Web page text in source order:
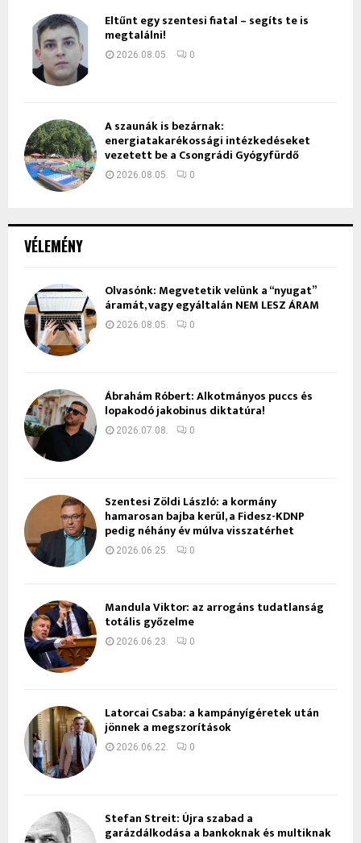
VÉLEMÉNY
Olvasónk: Megvetetik velünk a “nyugat”
áramát, vagy egyáltalán NEM LESZ ÁRAM
2026.08.05. 0
Ábrahám Róbert: Alkotmányos puccs és
lopakodó jakobinus diktatúra!
2026.07.08. 0
Szentesi Zöldi László: a kormány
hamarosan bajba kerül, a Fidesz-KDNP
pedig néhány év múlva visszatérhet
2026.06.25. 0
Mandula Viktor: az arrogáns tudatlanság
totális győzelme
2026.06.23. 0
Latorcai Csaba: a kampányígéretek után
jönnek a megszorítások
2026.06.22. 0
Stefan Streit: Újra szabad a
garázdálkodása a bankoknak és multiknak
Eltűnt egy szentesi fiatal – segíts te is
megtalálni!
2026.08.05. 0
A szaunák is bezárnak:
energiatakarékossági intézkedéseket
vezetett be a Csongrádi Gyógyfürdő
2026.08.05. 0